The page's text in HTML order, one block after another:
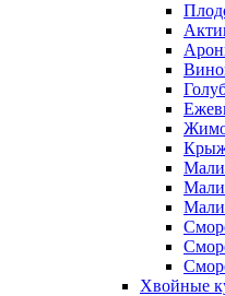
Хвойные